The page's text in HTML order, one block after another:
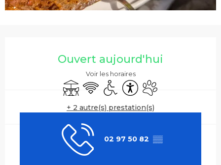
Ouvert aujourd'hui
Voir les horaires
Terrasse
WiFi Accès handicapés
Accessibilité
Animaux acceptés
+ 2 autre(s) prestation(s)
02 97 50 82 ▒▒